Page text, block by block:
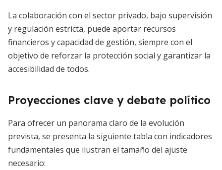
La colaboración con el sector privado, bajo supervisión
y regulación estricta, puede aportar recursos
financieros y capacidad de gestión, siempre con el
objetivo de reforzar la protección social y garantizar la
accesibilidad de todos.
Proyecciones clave y debate político
Para ofrecer un panorama claro de la evolución
prevista, se presenta la siguiente tabla con indicadores
fundamentales que ilustran el tamaño del ajuste
necesario: